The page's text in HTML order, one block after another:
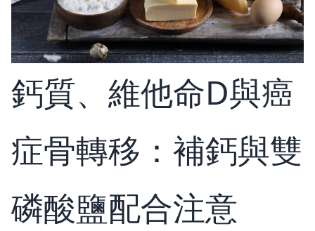
鈣質、維他命D與癌
症骨轉移：補鈣與雙
磷酸鹽配合注意